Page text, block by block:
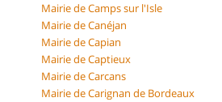
Mairie de Camps sur l'Isle
Mairie de Canéjan
Mairie de Capian
Mairie de Captieux
Mairie de Carcans
Mairie de Carignan de Bordeaux